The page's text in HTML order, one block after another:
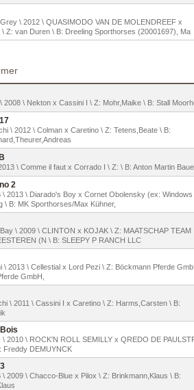
\ 2012 \ QUASIMODO VAN DE MOLENDREEF x
\ Z: van Duren \ B: Dreeling Sporthorses (20001697), Ma
2008 \ Nekton x Cassini I \ Z: Mohr,Maike \ B: Stall
\ 2012 \ Colman x Caretino \ Z: Tetens,Beate \ B:
\ Comme il faut x Corrado I \ Z: \ B: Anton Martin
2
\ 2013 \ Diarado's Boy x Cornet Obolensky (ex: Windows
\ B: MK Sporthorses/Max Kühner,
\ 2009 \ CLINTON x KOJAK \ Z: MAATSCHAP TEAM
(N \ B: SLEEPY P RANCH LLC
\ 2013 \ Cellestial x Lord Pezi \ Z: Böckmann Pferde
GmbH,
\ 2011 \ Cassini I x Caretino \ Z: Harms,Carsten \ B:
\ 2010 \ ROCK'N ROLL SEMILLY x QREDO DE
Freddy DEMUYNCK
\ 2009 \ Chacco-Blue x Pilox \ Z: Brinkmann,Klaus \ B: